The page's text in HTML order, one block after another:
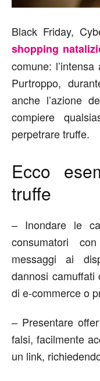
Black Friday,
shopping
comune:
Purtroppo,
anche l’azione
compiere
perpetrare truffe.
Ecco
truffe
– Inondare le
consumatori
messaggi ai
dannosi
di e-commerce o
– Presentare
falsi, facilmente
un link,